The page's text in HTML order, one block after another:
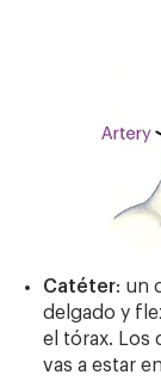
Catéter: un
delgado y
el tórax. Los
vas a estar